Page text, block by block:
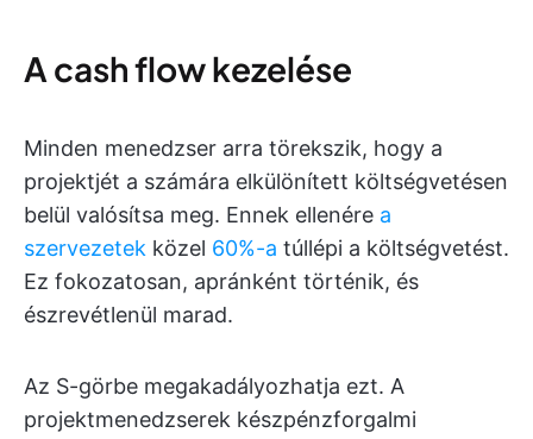
A cash flow kezelése
Minden menedzser arra törekszik, hogy a
projektjét a számára elkülönített költségvetésen
belül valósítsa meg. Ennek ellenére a
szervezetek közel 60%-a túllépi a költségvetést.
Ez fokozatosan, apránként történik, és
észrevétlenül marad.
Az S-görbe megakadályozhatja ezt. A
projektmenedzserek készpénzforgalmi